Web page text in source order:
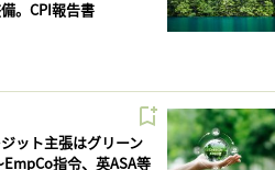
。CPI報告書
ット主張はグリーン
指令、英ASA等